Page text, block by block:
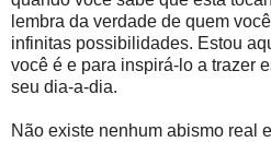
lembra da verdade de quem
infinitas possibilidades. Estou
você é e para inspirá-lo a trazer
seu dia-a-dia.
Não existe nenhum abismo real